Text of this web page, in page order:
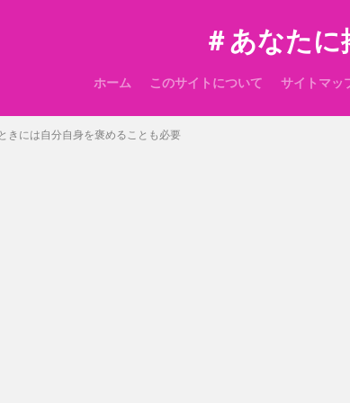
＃あなた
ホーム このサイトについて サイトマッ
きには自分自身を褒めることも必要